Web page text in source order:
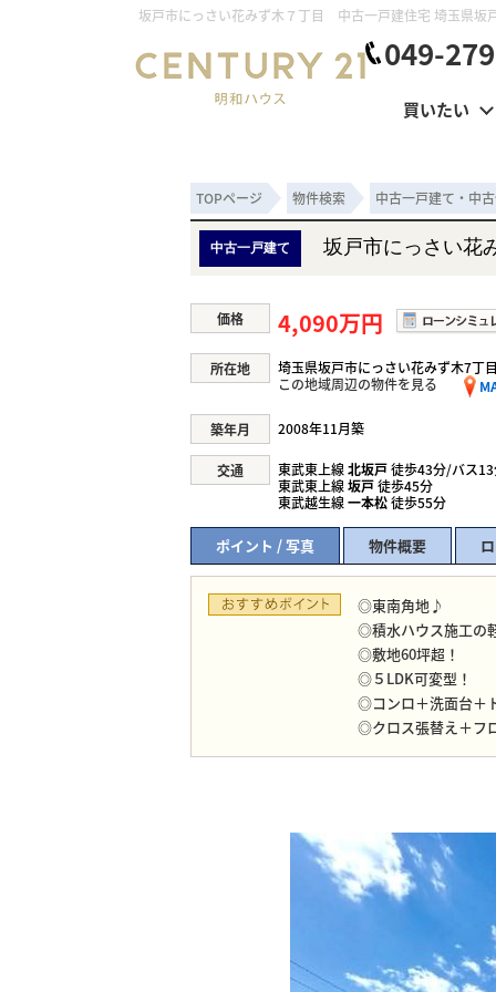
049-
買いたい
TOPページ 物件検索 中古一戸建て・中
中古一戸建て 坂戸市にっさい花
価格 4,090万円
所在地
埼玉県坂戸市にっさい花みず木7丁
この地域周辺の物件を見る
築年月 2008年11月築
交通 東武東上線北坂戸徒歩43分/バス
東武東上線坂戸徒歩45分
東武越生線一本松徒歩55分
ポイント / 写真 物件概要
◎東南角地♪
◎積水ハウス施工の
◎敷地60坪超！
◎５LDK可変型！
◎コンロ＋洗面台＋
◎クロス張替え＋フ